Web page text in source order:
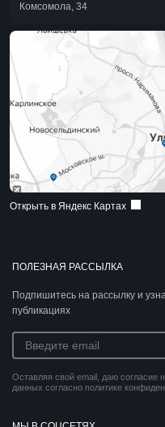
ПОЛЕЗНАЯ РАССЫЛКА
Подпишитесь на рассылку и
публикациях
Оставляя свой email, даю согласие
данных согласно политике
Комсомола, 34
Открыть в Яндекс Картах